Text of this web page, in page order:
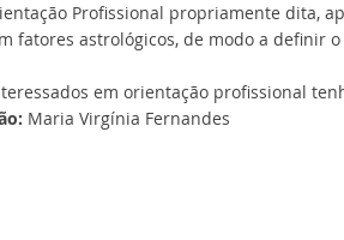
Profissional propriamente dita,
fatores astrológicos, de modo a definir
em orientação profissional
Maria Virgínia Fernandes